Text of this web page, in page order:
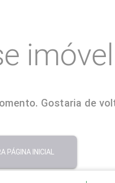
Gostaria de
PÁGINA INICIAL